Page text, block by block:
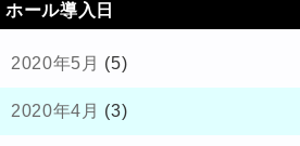
ホール導入日
2020年5月 (5)
2020年4月 (3)